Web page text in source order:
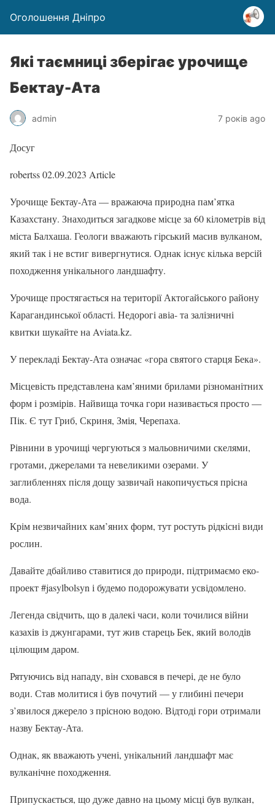
Оголошення Дніпро
Які таємниці зберігає урочище
Бектау-Ата
admin 7 років ago
Досуг
robertss02.09.2023 Article
Урочище Бектау-Ата — вражаюча природна пам’ятка
Казахстану. Знаходиться загадкове місце за 60 кілометрів від
міста Балхаша. Геологи вважають гірський масив вулканом,
який так і не встиг вивергнутися. Однак існує кілька версій
походження унікального ландшафту.
Урочище простягається на території Актогайського району
Карагандинської області. Недорогі авіа- та залізничні
квитки шукайте на Aviata.kz.
У перекладі Бектау-Ата означає «гора святого старця Бека».
Місцевість представлена кам’яними брилами різноманітних
форм і розмірів. Найвища точка гори називається просто —
Пік. Є тут Гриб, Скриня, Змія, Черепаха.
Рівнини в урочищі чергуються з мальовничими скелями,
гротами, джерелами та невеликими озерами. У
заглибленнях після дощу зазвичай накопичується прісна
вода.
Крім незвичайних кам’яних форм, тут ростуть рідкісні види
рослин.
Давайте дбайливо ставитися до природи, підтримаємо еко-
проект #jasylbolsyn і будемо подорожувати усвідомлено.
Легенда свідчить, що в далекі часи, коли точилися війни
казахів із джунгарами, тут жив старець Бек, який володів
цілющим даром.
Рятуючись від нападу, він сховався в печері, де не було
води. Став молитися і був почутий — у глибині печери
з’явилося джерело з прісною водою. Відтоді гори отримали
назву Бектау-Ата.
Однак, як вважають учені, унікальний ландшафт має
вулканічне походження.
Припускається, що дуже давно на цьому місці був вулкан,